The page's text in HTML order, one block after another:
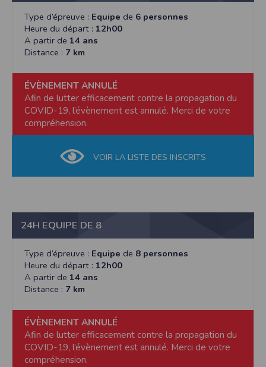
Type d’épreuve : Equipe de 6 personnes
Heure du départ : 12h00
A partir de 14 ans
Distance : 7 km
ÉVÈNEMENT ANNULÉ
Afin de lutter efficacement contre la propagation du
COVID-19, l’évènement est annulé. Merci de votre
compréhension.
VOIR LA LISTE DES INSCRITS
24H EQUIPE DE 8
Type d’épreuve : Equipe de 8 personnes
Heure du départ : 12h00
A partir de 14 ans
Distance : 7 km
ÉVÈNEMENT ANNULÉ
Afin de lutter efficacement contre la propagation du
COVID-19, l’évènement est annulé. Merci de votre
compréhension.